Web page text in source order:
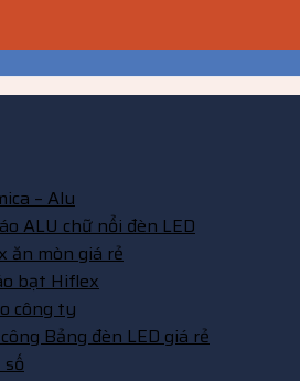
– Alu
ALU chữ nổi đèn LED
ăn mòn giá rẻ
bạt Hiflex
công ty
Bảng đèn LED giá rẻ